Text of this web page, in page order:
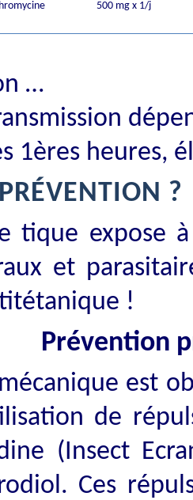
500 mg x 1/j
…
1ères heures,
?
tique expose à
et
!
Prévention
est
de
(Insect
Ces